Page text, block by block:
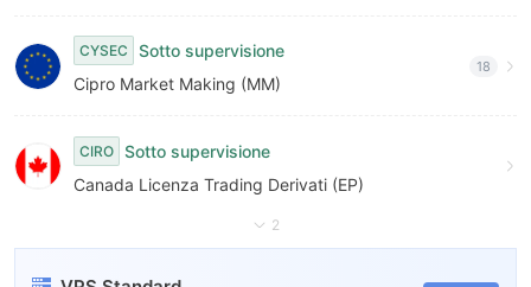
CYSEC
Sotto supervisione
Cipro Market Making (MM)
18
CIRO Sotto supervisione
Canada Licenza Trading Derivati (EP)
2